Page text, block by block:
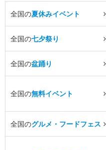
全国の夏休みイベント
全国の七夕祭り
全国の盆踊り
全国の無料イベント
全国のグルメ・フードフェス